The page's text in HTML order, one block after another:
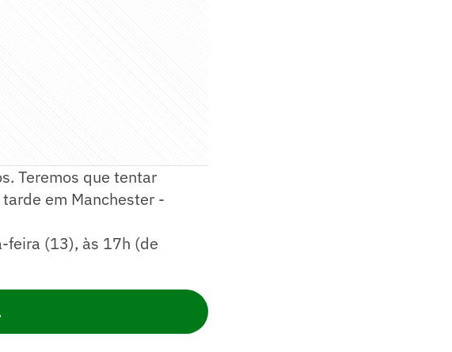
Teremos que tentar
em Manchester -
feira (13), às 17h (de